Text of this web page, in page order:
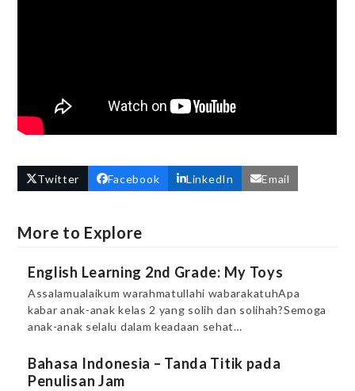
Twitter Facebook LinkedIn Email
More to Explore
English Learning 2nd Grade: My Toys
Assalamualaikum warahmatullahi wabarakatuhApa
kabar anak-anak kelas 2 yang solih dan solihah?Semoga
anak-anak selalu dalam keadaan sehat…
Bahasa Indonesia – Tanda Titik pada
Penulisan Jam